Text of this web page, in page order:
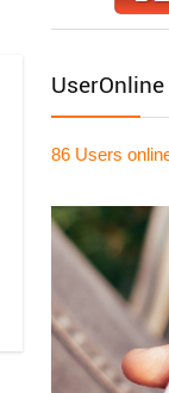
UserOnline
86 Users